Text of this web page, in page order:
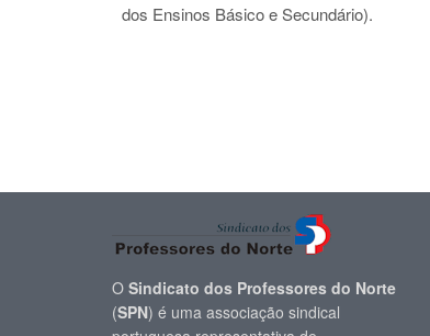
dos Ensinos Básico e Secundário).
O Sindicato dos Professores do Norte
(SPN) é uma associação sindical